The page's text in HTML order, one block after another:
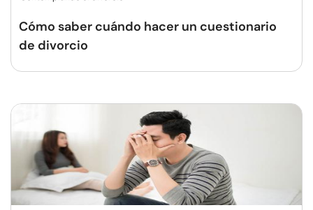
Cómo saber cuándo hacer un cuestionario
de divorcio